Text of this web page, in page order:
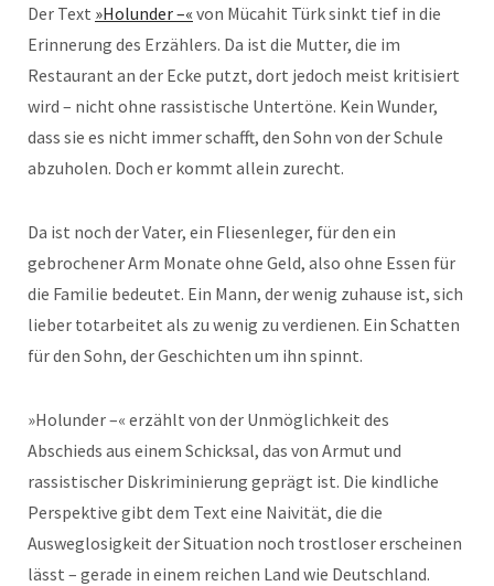
Der Text »Holunder –« von Mücahit Türk sinkt tief in die
Erinnerung des Erzählers. Da ist die Mutter, die im
Restaurant an der Ecke putzt, dort jedoch meist kritisiert
wird – nicht ohne rassistische Untertöne. Kein Wunder,
dass sie es nicht immer schafft, den Sohn von der Schule
abzuholen. Doch er kommt allein zurecht.
Da ist noch der Vater, ein Fliesenleger, für den ein
gebrochener Arm Monate ohne Geld, also ohne Essen für
die Familie bedeutet. Ein Mann, der wenig zuhause ist, sich
lieber totarbeitet als zu wenig zu verdienen. Ein Schatten
für den Sohn, der Geschichten um ihn spinnt.
»Holunder –« erzählt von der Unmöglichkeit des
Abschieds aus einem Schicksal, das von Armut und
rassistischer Diskriminierung geprägt ist. Die kindliche
Perspektive gibt dem Text eine Naivität, die die
Ausweglosigkeit der Situation noch trostloser erscheinen
lässt – gerade in einem reichen Land wie Deutschland.